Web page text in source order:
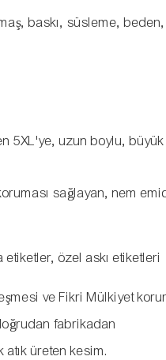
baskı, süsleme,
5XL'ye, uzun boylu,
sağlayan, nem
etiketler, özel askı etiketleri
ve Fikri Mülkiyet
fabrikadan
atık üreten kesim.